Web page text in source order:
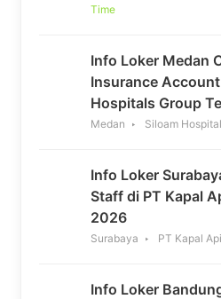
Time
Info Loker Medan
Insurance
Hospitals Group
Medan Siloam
Info Loker
Staff di PT Kapal
2026
Surabaya PT Kapal
Info Loker